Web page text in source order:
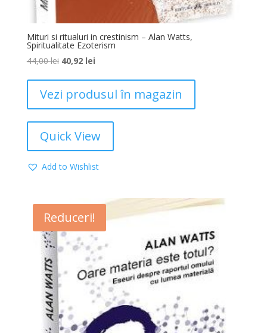
Mituri si ritualuri in crestinism – Alan Watts,
Spiritualitate Ezoterism
44,00lei 40,92 lei
Vezi produsul în magazin
Quick View
Add to Wishlist
Reduceri!